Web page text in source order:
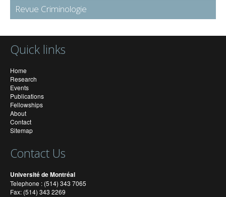
Revue Criminologie
Quick links
Home
Research
Events
Publications
Fellowships
About
Contact
Sitemap
Contact Us
Université de Montréal
Telephone : (514) 343 7065
Fax: (514) 343 2269